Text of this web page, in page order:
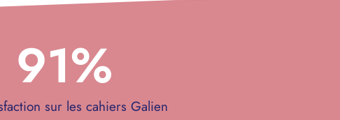
sur les cahiers Galien
91%